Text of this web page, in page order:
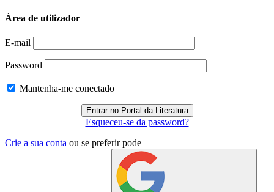
Área de utilizador
E-mail
Password
Mantenha-me conectado
Esqueceu-se da password?
Crie a sua conta ou se preferir pode